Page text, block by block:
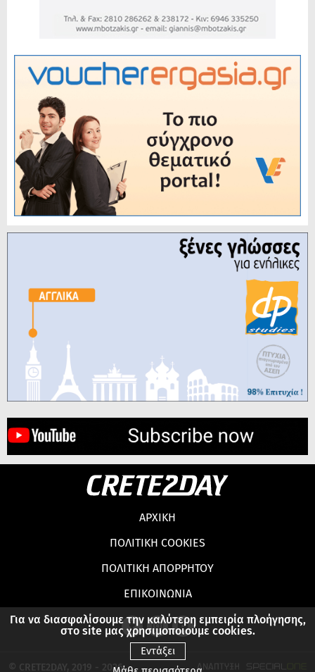
Για να διασφαλίσουμε την καλύτερη εμπειρία πλοήγησης,
στο site μας χρησιμοποιούμε cookies.
Εντάξει
ΑΡΧΙΚΗ
ΠΟΛΙΤΙΚΗ COOKIES
ΠΟΛΙΤΙΚΗ ΑΠΟΡΡΗΤΟΥ
ΕΠΙΚΟΙΝΩΝΙΑ
© CRETE2DAY, 2019 - 2026